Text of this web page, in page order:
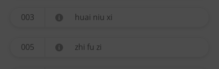
003 huai niu xi
005 zhi fu zi